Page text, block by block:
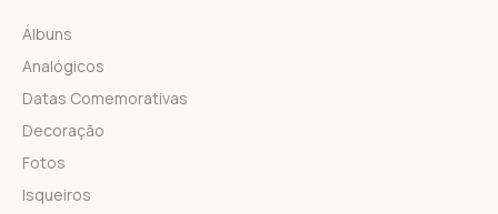
Álbuns
Analógicos
Datas Comemorativas
Decoração
Fotos
Isqueiros